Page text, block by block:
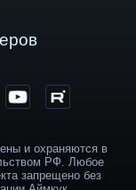
и охраняются в
РФ. Любое
запрещено без